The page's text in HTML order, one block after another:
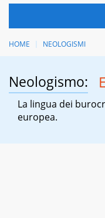
HOME NEOLOGISMI
Neologismo:
La lingua dei
europea.